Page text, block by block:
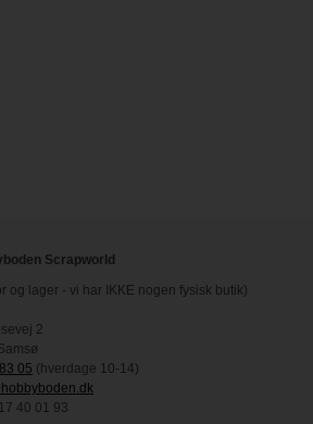
Scrapworld
og lager - vi har IKKE nogen fysisk butik)
2
05 (hverdage 10-14)
40 01 93